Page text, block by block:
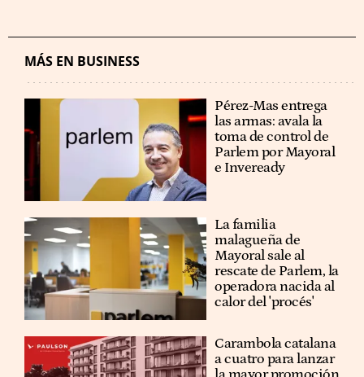
MÁS EN BUSINESS
Pérez-Mas entrega
las armas: avala la
toma de control de
Parlem por Mayoral
e Inveready
La familia
malagueña de
Mayoral sale al
rescate de Parlem, la
operadora nacida al
calor del 'procés'
Carambola catalana
a cuatro para lanzar